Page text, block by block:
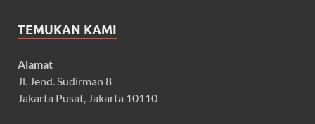
TEMUKAN KAMI
Alamat
Jl. Jend. Sudirman 8
Jakarta Pusat, Jakarta 10110